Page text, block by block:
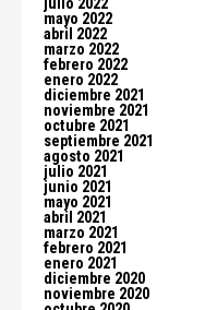
julio 2022
mayo 2022
abril 2022
marzo 2022
febrero 2022
enero 2022
diciembre 2021
noviembre 2021
octubre 2021
septiembre 2021
agosto 2021
julio 2021
junio 2021
mayo 2021
abril 2021
marzo 2021
febrero 2021
enero 2021
diciembre 2020
noviembre 2020